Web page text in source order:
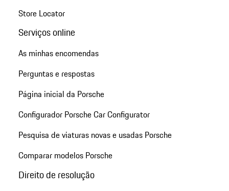
Store Locator
Serviços online
As minhas encomendas
Perguntas e respostas
Página inicial da Porsche
Configurador Porsche Car Configurator
Pesquisa de viaturas novas e usadas Porsche
Comparar modelos Porsche
Direito de resolução